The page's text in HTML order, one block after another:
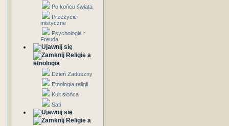
Po końcu świata
Przeżycie
mistyczne
Psychologia r.
Freuda
Religie a
etnologia
Dzień Zaduszny
Etnologia religii
Kult słońca
Sati
Religie a